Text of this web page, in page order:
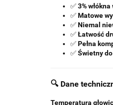
✅3%
✅Matowe
✅Niemal
✅Łatwość
✅Pełna
✅Świetny
🔍 Dane
Temperatura